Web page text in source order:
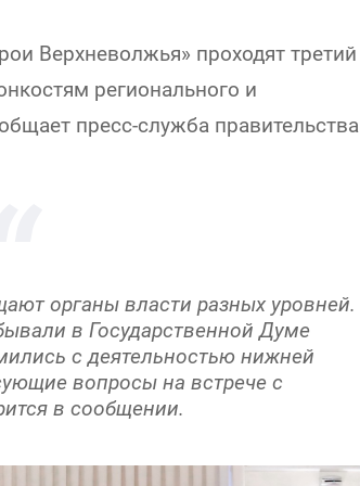
Верхневолжья» проходят третий
регионального и
пресс-служба правительства
органы власти разных уровней.
в Государственной Думе
с деятельностью нижней
вопросы на встрече с
в сообщении.